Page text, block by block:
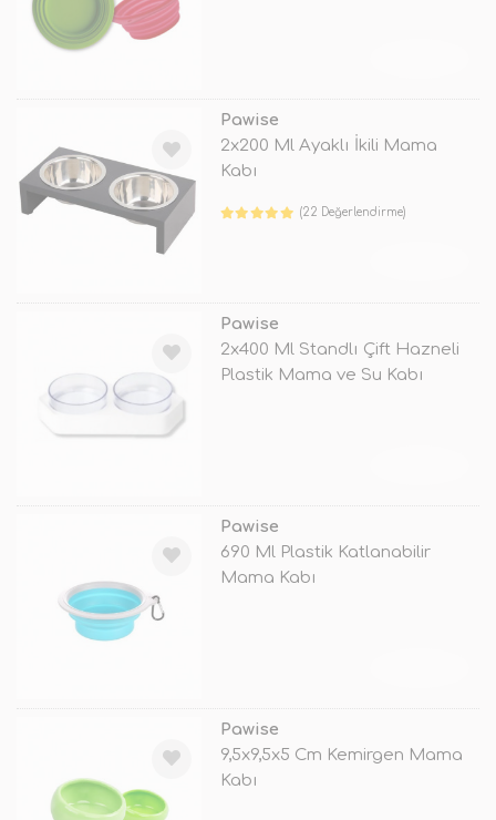
Pawise
2x200 Ml Ayaklı İkili Mama
Kabı
(22 Değerlendirme)
Pawise
2x400 Ml Standlı Çift Hazneli
Plastik Mama ve Su Kabı
Pawise
690 Ml Plastik Katlanabilir
Mama Kabı
Pawise
9,5x9,5x5 Cm Kemirgen Mama
Kabı